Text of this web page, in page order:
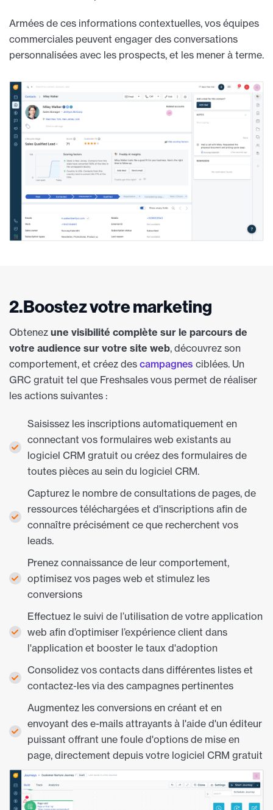
Armées de ces informations contextuelles, vos équipes
commerciales peuvent engager des conversations
personnalisées avec les prospects, et les mener à terme.
2.Boostez votre marketing
Obtenez une visibilité complète sur le parcours de
votre audience sur votre site web, découvrez son
comportement, et créez des campagnes ciblées. Un
GRC gratuit tel que Freshsales vous permet de réaliser
les actions suivantes :
Saisissez les inscriptions automatiquement en
connectant vos formulaires web existants au
logiciel CRM gratuit ou créez des formulaires de
toutes pièces au sein du logiciel CRM.
Capturez le nombre de consultations de pages, de
ressources téléchargées et d'inscriptions afin de
connaître précisément ce que recherchent vos
leads.
Prenez connaissance de leur comportement,
optimisez vos pages web et stimulez les
conversions
Effectuez le suivi de l’utilisation de votre application
web afin d’optimiser l’expérience client dans
l'application et booster le taux d'adoption
Consolidez vos contacts dans différentes listes et
contactez-les via des campagnes pertinentes
Augmentez les conversions en créant et en
envoyant des e-mails attrayants à l'aide d'un éditeur
puissant offrant une foule d'options de mise en
page, directement depuis votre logiciel CRM gratuit